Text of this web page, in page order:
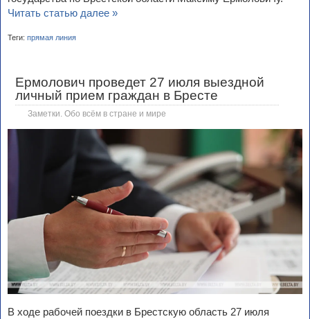
Читать статью далее »
Теги: прямая линия
Ермолович проведет 27 июля выездной
личный прием граждан в Бресте
Заметки. Обо всём в стране и мире
В ходе рабочей поездки в Брестскую область 27 июля